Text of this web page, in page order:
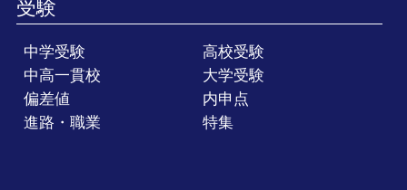
受験
中学受験
高校受験
中高一貫校
大学受験
偏差値
内申点
進路・職業
特集